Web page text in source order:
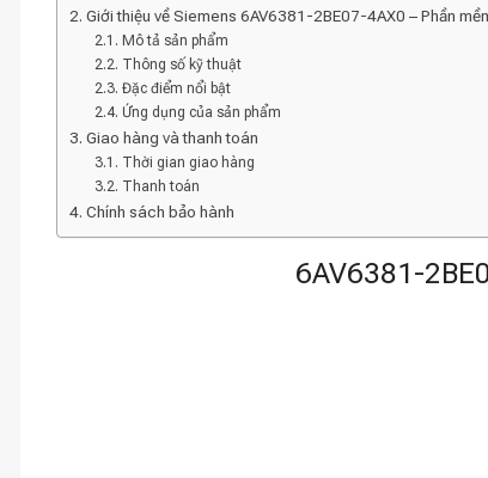
Giới thiệu về Siemens 6AV6381-2BE07-4AX0 – Phần
Mô tả sản phẩm
Thông số kỹ thuật
Đặc điểm nổi bật
Ứng dụng của sản phẩm
Giao hàng và thanh toán
Thời gian giao hàng
Thanh toán
Chính sách bảo hành
6AV6381-